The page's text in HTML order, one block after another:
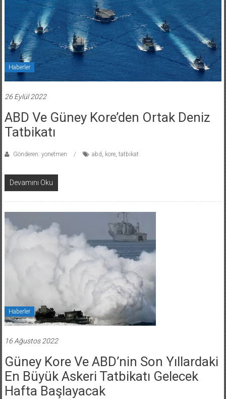
Haberler
26 Eylül 2022
ABD Ve Güney Kore’den Ortak Deniz
Tatbikatı
Gönderen: yonetmen abd, kore, tatbikat
Devamını Oku
Haberler
16 Ağustos 2022
Güney Kore Ve ABD’nin Son Yıllardaki
En Büyük Askeri Tatbikatı Gelecek
Hafta Başlayacak